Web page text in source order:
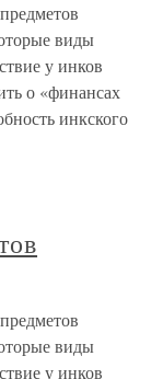
виды
у инков
о «финансах
инкского
виды
у инков